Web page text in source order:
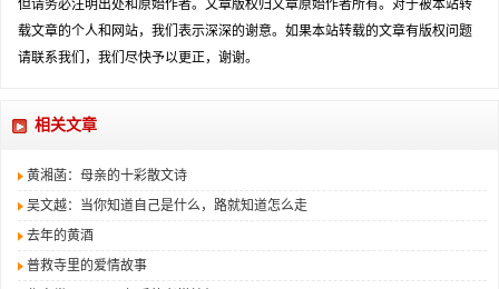
但请务必注明出处和原始作者。文章版权归文章原始作者所有。对于被本站转
载文章的个人和网站，我们表示深深的谢意。如果本站转载的文章有版权问题
请联系我们，我们尽快予以更正，谢谢。
相关文章
黄湘菡：母亲的十彩散文诗
吴文越：当你知道自己是什么，路就知道怎么走
去年的黄酒
普救寺里的爱情故事